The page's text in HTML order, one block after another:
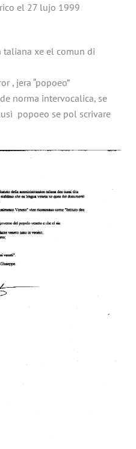
el 27 lujo 1999
taliana xe el comun di
, jera “popoeo”
de norma intervocalica, se
cusì popoeo se pol scrivare